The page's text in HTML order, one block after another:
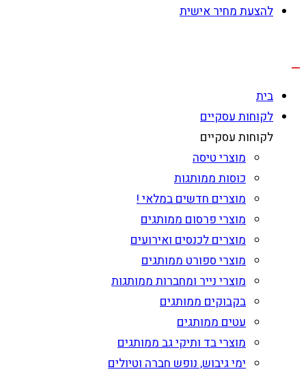
להצעת מחיר אישית
בית
לקוחות עסקיים
לקוחות עסקיים
מוצרי טיסה
כוסות ממותגות
מוצרים חדשים במלאי !
מוצרי פרסום ממותגים
מוצרים לכנסים ואירועים
מוצרי ספורט ממותגים
מוצרי נייר ומחברות ממותגות
בקבוקים ממותגים
עטים ממותגים
מוצרי בד ותיקי גב ממותגים
ימי גיבוש, נופש חברה וטיולים